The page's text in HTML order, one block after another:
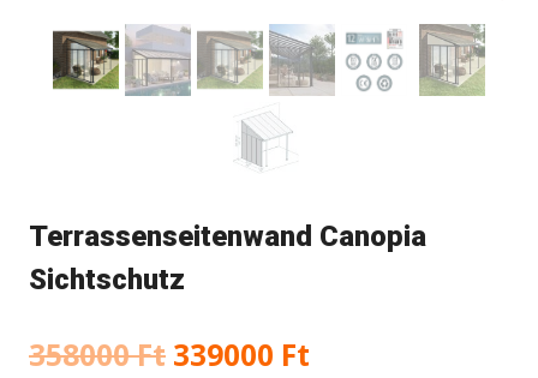
Terrassenseitenwand Canopia
Sichtschutz
358000Ft Ursprünglicher
339000 Ft